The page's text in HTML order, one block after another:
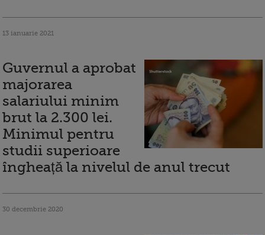
13 ianuarie 2021
Guvernul a aprobat
majorarea
salariului minim
brut la 2.300 lei.
Minimul pentru
studii superioare
îngheață la nivelul de anul trecut
30 decembrie 2020